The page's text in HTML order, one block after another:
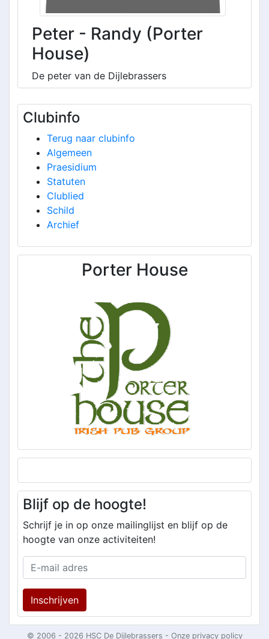
Peter - Randy (Porter
House)
De peter van de Dijlebrassers
Clubinfo
Terug naar clubinfo
Algemeen
Praesidium
Statuten
Clublied
Schild
Archief
Porter House
Blijf op de hoogte!
Schrijf je in op onze mailinglijst en blijf op de
hoogte van onze activiteiten!
Inschrijven
© 2006 - 2026 HSC De Dijlebrassers - Onze privacy policy